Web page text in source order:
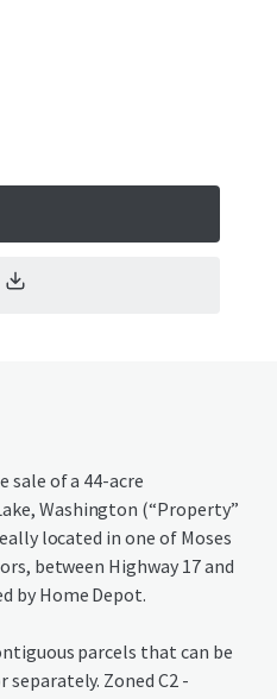
sale of a 44-acre
Washington (“Property”
located in one of Moses
between Highway 17 and
by Home Depot.
parcels that can be
Zoned C2 -